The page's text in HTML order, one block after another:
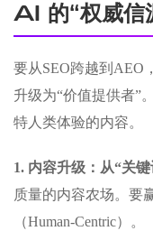
AI 的“权威信
要从SEO跨越到AEO
升级为“价值提供者”
特人类体验的内容。
1. 内容升级：从“关
质量的内容农场。要
（Human-Centric）。